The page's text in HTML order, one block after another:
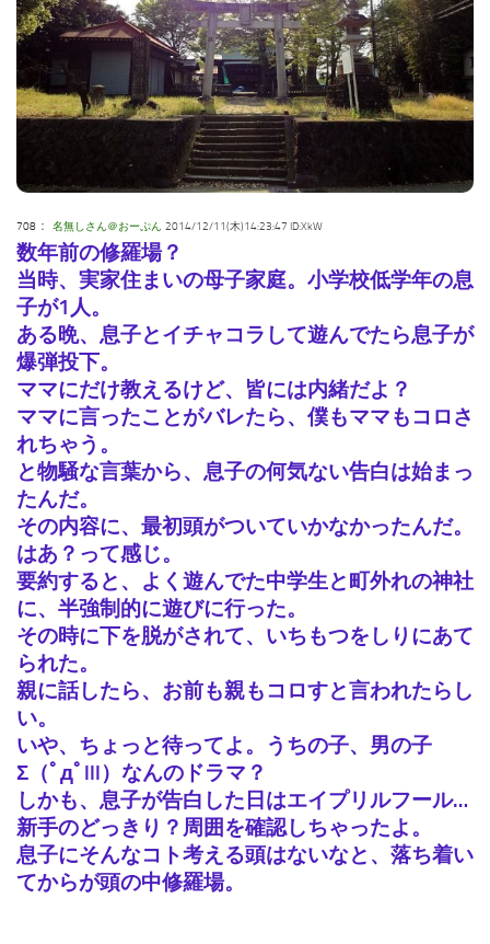
708 ： 名無しさん＠おーぷん 2014/12/11(木)14:23:47 ID:XkW
数年前の修羅場？
当時、実家住まいの母子家庭。小学校低学年の息
子が1人。
ある晩、息子とイチャコラして遊んでたら息子が
爆弾投下。
ママにだけ教えるけど、皆には内緒だよ？
ママに言ったことがバレたら、僕もママもコロさ
れちゃう。
と物騒な言葉から、息子の何気ない告白は始まっ
たんだ。
その内容に、最初頭がついていかなかったんだ。
はあ？って感じ。
要約すると、よく遊んでた中学生と町外れの神社
に、半強制的に遊びに行った。
その時に下を脱がされて、いちもつをしりにあて
られた。
親に話したら、お前も親もコロすと言われたらし
い。
いや、ちょっと待ってよ。うちの子、男の子
Σ（ﾟдﾟlll）なんのドラマ？
しかも、息子が告白した日はエイプリルフール…
新手のどっきり？周囲を確認しちゃったよ。
息子にそんなコト考える頭はないなと、落ち着い
てからが頭の中修羅場。